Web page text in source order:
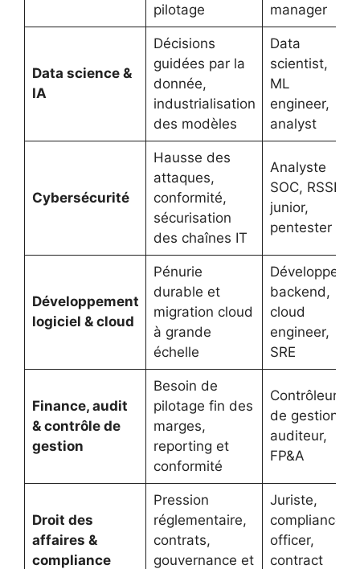
pilotage
manager
Data science &
IA
Décisions
guidées par la
donnée,
industrialisation
des modèles
Data
scientist,
ML
engineer,
analyst
Cybersécurité
Hausse des
attaques,
conformité,
sécurisation
des chaînes IT
Analyste
SOC, RSSI
junior,
pentester
Développement
logiciel & cloud
Pénurie
durable et
migration cloud
à grande
échelle
Développeur
backend,
cloud
engineer,
SRE
Finance, audit
& contrôle de
gestion
Besoin de
pilotage fin des
marges,
reporting et
conformité
Contrôleur
de gestion,
auditeur,
FP&A
Droit des
affaires &
compliance
Pression
réglementaire,
contrats,
gouvernance et
Juriste,
compliance
officer,
contract